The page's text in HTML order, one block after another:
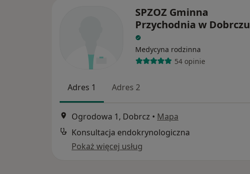
SPZOZ Gminna
Przychodnia w Dobrczu
Medycyna rodzinna
54 opinie
Adres 1 Adres 2
Ogrodowa 1, Dobrcz • Mapa
Konsultacja endokrynologiczna
Pokaż więcej usług